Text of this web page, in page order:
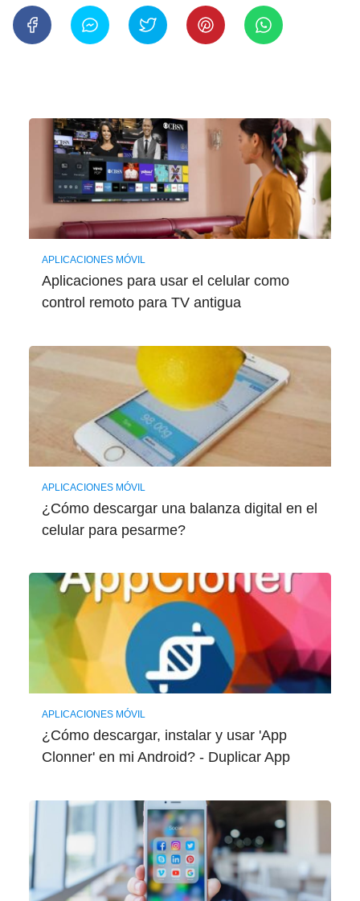
APLICACIONES MÓVIL
Aplicaciones para usar el celular como
control remoto para TV antigua
APLICACIONES MÓVIL
¿Cómo descargar una balanza digital en el
celular para pesarme?
APLICACIONES MÓVIL
¿Cómo descargar, instalar y usar 'App
Clonner' en mi Android? - Duplicar App